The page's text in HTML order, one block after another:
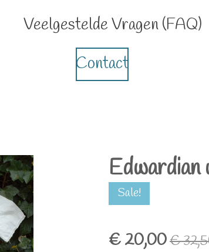
Veelgestelde Vragen (FAQ)
Contact
Sale!
€ 20,00€